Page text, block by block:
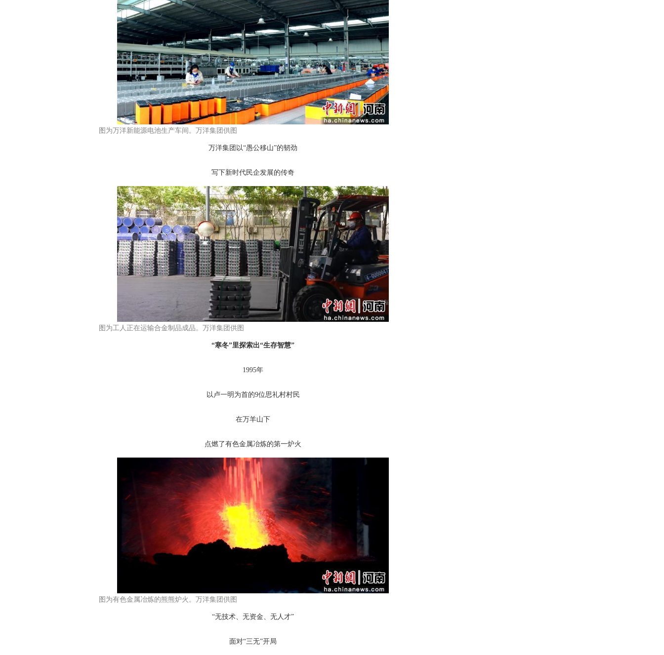
图为万洋新能源电池生产车间。万洋集团供图
万洋集团以“愚公移山”的韧劲
写下新时代民企发展的传奇
图为工人正在运输合金制品成品。万洋集团供图
“寒冬”里探索出“生存智慧”
1995年
以卢一明为首的9位思礼村村民
在万羊山下
点燃了有色金属冶炼的第一炉火
图为有色金属冶炼的熊熊炉火。万洋集团供图
“无技术、无资金、无人才”
面对“三无”开局